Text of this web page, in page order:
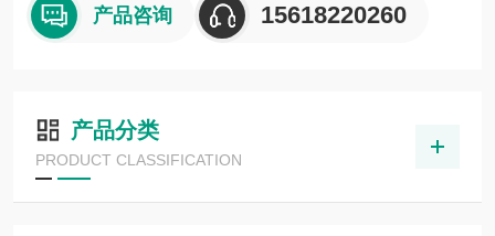
产品咨询 15618220260
产品分类
PRODUCT CLASSIFICATION